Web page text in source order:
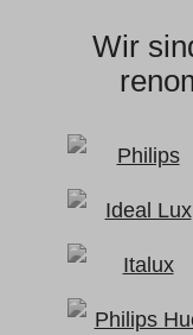
Wir